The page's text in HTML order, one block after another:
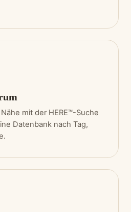
mit der HERE™-Suche
Datenbank nach Tag,